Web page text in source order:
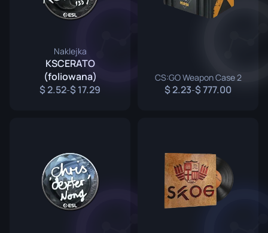
Naklejka
KSCERATO
(foliowana)
2.52- 17.29
CS:GO Weapon Case 2
2.23- 777.00